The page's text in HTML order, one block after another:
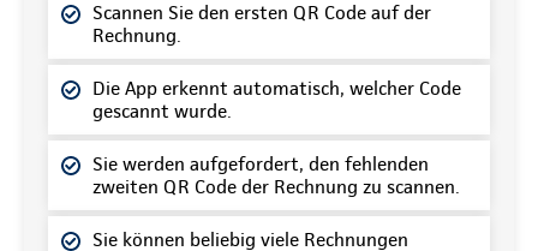
Scannen Sie den ersten QR Code auf der
Rechnung.
Die App erkennt automatisch, welcher Code
gescannt wurde.
Sie werden aufgefordert, den fehlenden
zweiten QR Code der Rechnung zu scannen.
Sie können beliebig viele Rechnungen